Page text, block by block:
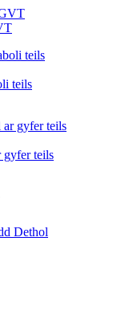
teils
gyfer teils